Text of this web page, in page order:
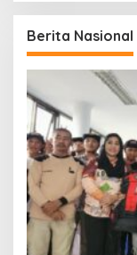
Berita Nasional